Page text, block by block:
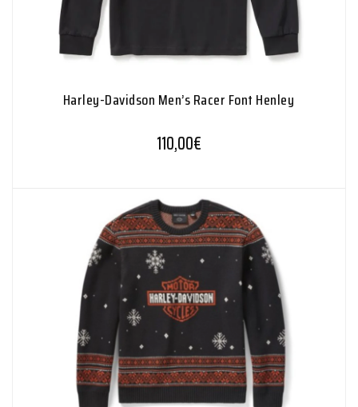
Harley-Davidson Men’s Racer Font Henley
110,00€